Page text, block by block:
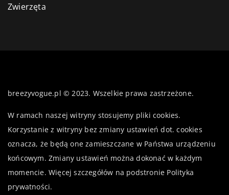
Zwierzęta
breezyvogue.pl © 2023. Wszelkie prawa zastrzeżone.
W ramach naszej witryny stosujemy pliki cookies.
Korzystanie z witryny bez zmiany ustawień dot. cookies
oznacza, że będą one zamieszczane w Państwa urządzeniu
końcowym. Zmiany ustawień można dokonać w każdym
momencie. Więcej szczegółów na podstronie Polityka
prywatności.